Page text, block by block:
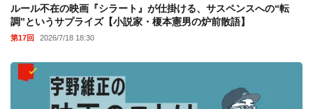
ルール不在の映画『シラート』が仕掛ける、サスペンスへの“転
調”というサプライズ【小説家・榎本憲男の炉前散語】
第17回 2026/7/18 18:30